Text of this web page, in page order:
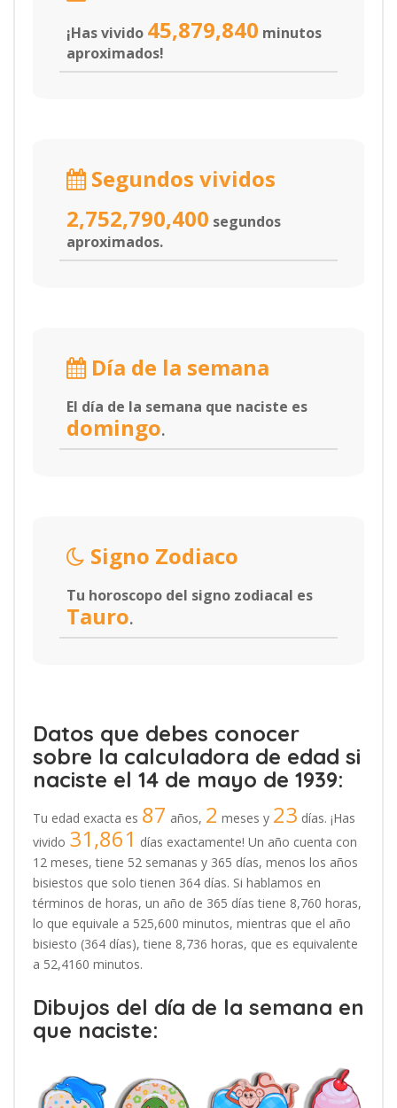
¡Has vivido 45,879,840 minutos
aproximados!
Segundos vividos
2,752,790,400 segundos
aproximados.
Día de la semana
El día de la semana que naciste es
domingo.
Signo Zodiaco
Tu horoscopo del signo zodiacal es
Tauro.
Datos que debes conocer
sobre la calculadora de edad si
naciste el 14 de mayo de 1939:
Tu edad exacta es 87 años, 2 meses y 23 días. ¡Has
vivido 31,861 días exactamente! Un año cuenta con
12 meses, tiene 52 semanas y 365 días, menos los años
bisiestos que solo tienen 364 días. Si hablamos en
términos de horas, un año de 365 días tiene 8,760 horas,
lo que equivale a 525,600 minutos, mientras que el año
bisiesto (364 días), tiene 8,736 horas, que es equivalente
a 52,4160 minutos.
Dibujos del día de la semana en
que naciste: